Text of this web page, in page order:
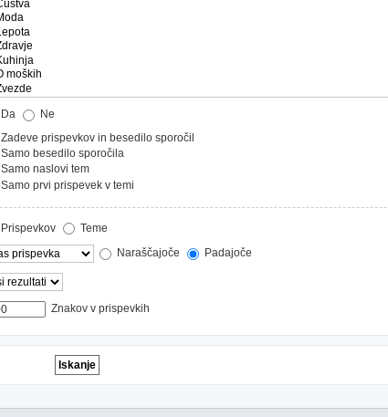
Da
Ne
Zadeve prispevkov in besedilo sporočil
Samo besedilo sporočila
Samo naslovi tem
Samo prvi prispevek v temi
Prispevkov
Teme
Naraščajoče Padajoče
Znakov v prispevkih